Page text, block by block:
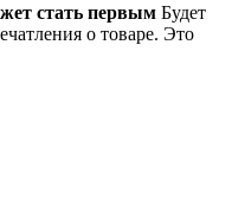
стать первым Будет
о товаре. Это